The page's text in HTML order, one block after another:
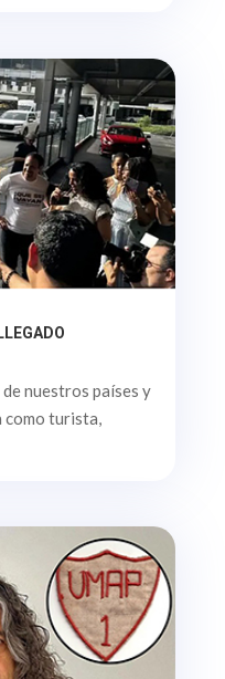
nuestros países y
como turista,